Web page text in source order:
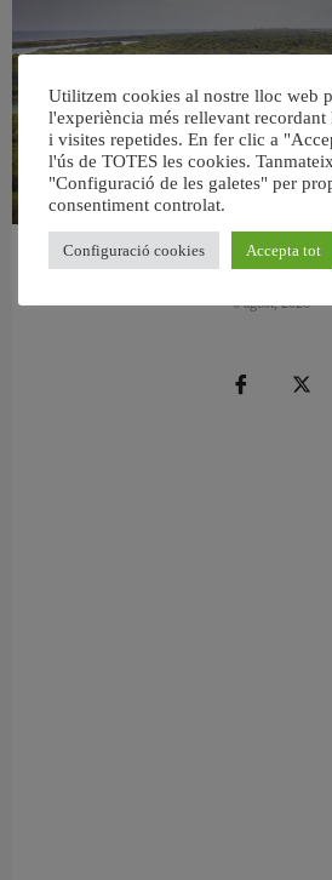
València retira prop de 15.000 litres de residus
6 agost, 2026
Utilitzem cookies al nostre lloc web
l'experiència més rellevant recordant
i visites repetides. En fer clic a
l'ús de TOTES les cookies.
"Configuració de les galetes" per
consentiment controlat.
Configuració cookies Accepta tot